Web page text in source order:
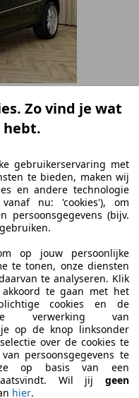
Zo vind je wat
hebt.
gebruikerservaring met
te bieden, maken wij
en andere technologie
nu: 'cookies'), om
persoonsgegevens (bijv.
op jouw persoonlijke
te tonen, onze diensten
te analyseren. Klik
te gaan met het
cookies en de
verwerking van
op de knop linksonder
over de cookies te
persoonsgegevens te
op basis van een
Wil jij geen
hier.